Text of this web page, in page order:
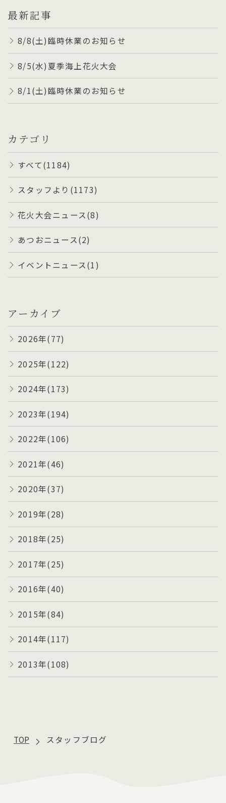
最新記事
8/8(土)臨時休業のお知らせ
8/5(水)夏季海上花火大会
8/1(土)臨時休業のお知らせ
カテゴリ
すべて(1184)
スタッフより(1173)
花火大会ニュース(8)
あつおニュース(2)
イベントニュース(1)
アーカイブ
2026年(77)
2025年(122)
2024年(173)
2023年(194)
2022年(106)
2021年(46)
2020年(37)
2019年(28)
2018年(25)
2017年(25)
2016年(40)
2015年(84)
2014年(117)
2013年(108)
TOP スタッフブログ